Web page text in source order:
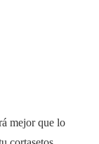
mejor que lo